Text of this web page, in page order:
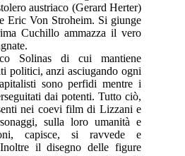
austriaco (Gerard Herter)
Eric Von Stroheim. Si giunge
Cuchillo ammazza il vero
Solinas di cui mantiene
politici, anzi asciugando ogni
sono perfidi mentre i
dai potenti. Tutto ciò,
nei coevi film di Lizzani e
sulla loro umanità e
capisce, si ravvede e
il disegno delle figure